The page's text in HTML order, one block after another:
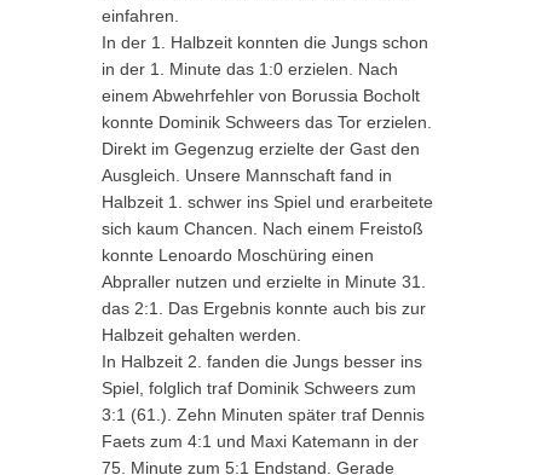
einfahren.
In der 1. Halbzeit konnten die Jungs schon
in der 1. Minute das 1:0 erzielen. Nach
einem Abwehrfehler von Borussia Bocholt
konnte Dominik Schweers das Tor erzielen.
Direkt im Gegenzug erzielte der Gast den
Ausgleich. Unsere Mannschaft fand in
Halbzeit 1. schwer ins Spiel und erarbeitete
sich kaum Chancen. Nach einem Freistoß
konnte Lenoardo Moschüring einen
Abpraller nutzen und erzielte in Minute 31.
das 2:1. Das Ergebnis konnte auch bis zur
Halbzeit gehalten werden.
In Halbzeit 2. fanden die Jungs besser ins
Spiel, folglich traf Dominik Schweers zum
3:1 (61.). Zehn Minuten später traf Dennis
Faets zum 4:1 und Maxi Katemann in der
75. Minute zum 5:1 Endstand. Gerade